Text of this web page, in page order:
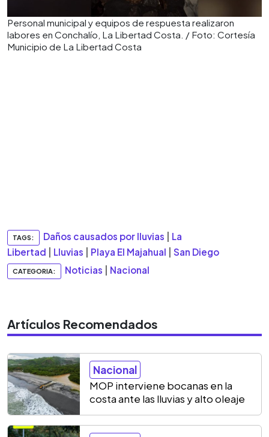
Personal municipal y equipos de respuesta realizaron
labores en Conchalío, La Libertad Costa. / Foto: Cortesía
Municipio de La Libertad Costa
TAGS: Daños causados por lluvias
La
Libertad
Lluvias Playa El Majahual San Diego
CATEGORIA: Noticias Nacional
Artículos Recomendados
Nacional
MOP interviene bocanas en la
costa ante las lluvias y alto oleaje